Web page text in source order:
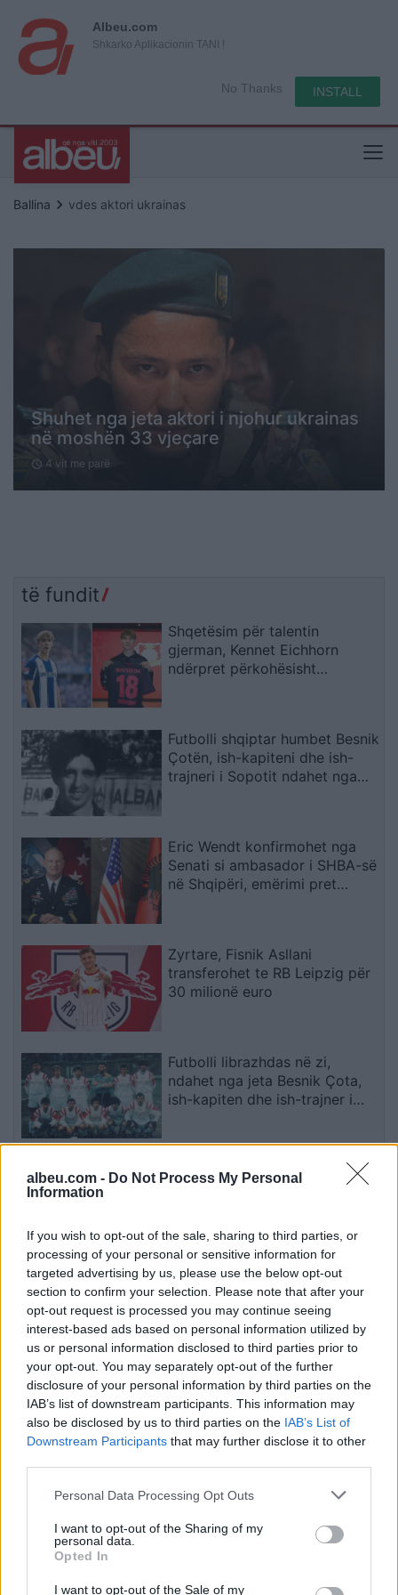
Albeu.com
Shkarko Aplikacionin TANI !
No Thanks INSTALL
albeu.com - Do Not Process My Personal
Information
If you wish to opt-out of the sale, sharing to third parties, or
processing of your personal or sensitive information for
targeted advertising by us, please use the below opt-out
section to confirm your selection. Please note that after your
opt-out request is processed you may continue seeing
interest-based ads based on personal information utilized by
us or personal information disclosed to third parties prior to
your opt-out. You may separately opt-out of the further
disclosure of your personal information by third parties on the
IAB’s list of downstream participants. This information may
also be disclosed by us to third parties on the IAB’s List of
Downstream Participants that may further disclose it to other
Personal Data Processing Opt Outs
I want to opt-out of the Sharing of my
personal data.
Opted In
I want to opt-out of the Sale of my
Ballina keyboard_arrow_right vdes aktori ukrainas
Shuhet nga jeta aktori i njohur ukrainas
në moshën 33 vjeçare
schedule 4 vit me parë
të fundit
Shqetësim për talentin
gjerman, Kennet Eichhorn
ndërpret përkohësisht
Futbolli shqiptar humbet Besnik
Çotën, ish-kapiteni dhe ish-
trajneri i Sopotit ndahet nga
Eric Wendt konfirmohet nga
Senati si ambasador i SHBA-së
në Shqipëri, emërimi pret
Zyrtare, Fisnik Asllani
transferohet te RB Leipzig për
30 milionë euro
Futbolli librazhdas në zi,
ndahet nga jeta Besnik Çota,
ish-kapiten dhe ish-trajner i
Aksident fatal në Durrës,
makina përplas për vdekje
VIDEO/ Ndërhyrja “horror” e
Enea Mihajt në MLS, mbrojtësi
ndëshkohet me të kuq dhe
gjobë